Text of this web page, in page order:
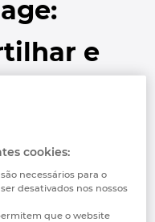
e
fácil os
encontram
Aula
cookies:
necessários para o
desativados nos nossos
que o website